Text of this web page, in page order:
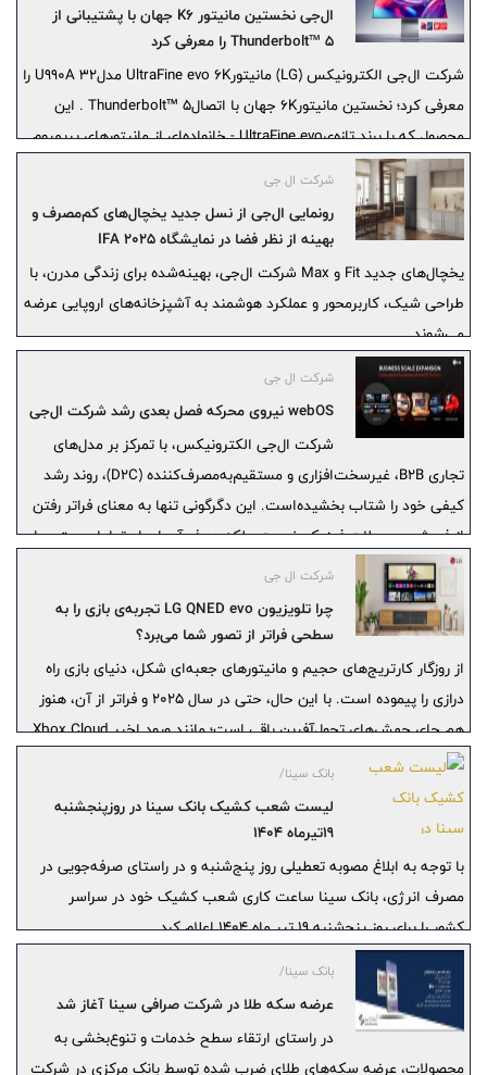
ال‌جی نخستین مانیتور K6 جهان با پشتیبانی از
Thunderbolt™ 5 را معرفی کرد
شرکت ال‌جی الکترونیکس (LG) مانیتورUltraFine evo 6K مدلU990A 32 را
معرفی کرد؛ نخستین مانیتور6K جهان با اتصالThunderbolt™ 5 . این
محصول که با برند تازه‌یUltraFine evo - خانواده‌ای از مانیتورهای پریمیوم
با وضوح بسیار بالا - عرضه می‌شود، به‌طور ویژه برای تدوین‌گران حرفه‌ای،
طراحان گرافیک و دیگر سازندگانی که با جریان‌های کاری پیچیده و
داده‌محور سروکار دارند طراحی شده است. ترکیب وضوح فوق‌العاده‌ی 6K
امکان را می‌دهد که سریع‌تر و هوشمندتر کار کنند.
شرکت ال جی
رونمایی ال‌جی از نسل جدید یخچال‌های کم‌مصرف و
بهینه از نظر فضا در نمایشگاه IFA 2025
یخچال‌های جدید Fit و Max شرکت ال‌جی، بهینه‌شده برای زندگی مدرن، با
طراحی شیک، کاربرمحور و عملکرد هوشمند به آشپزخانه‌های اروپایی عرضه
می‌شوند.
شرکت ال جی
webOS نیروی محرکه فصل بعدی رشد شرکت ال‌جی
شرکت ال‌جی الکترونیکس، با تمرکز بر مدل‌های
تجاری B2B، غیرسخت‌افزاری و مستقیم‌به‌مصرف‌کننده (D2C)، روند رشد
کیفی خود را شتاب بخشیده‌است. این دگرگونی تنها به معنای فراتر رفتن
از فروش محصولات فیزیکی نیست، بلکه هدف آن ایجاد تعامل مستمر با
مشتریان و متنوع‌سازی درآمد از طریق همکاری‌های بلندمدت است.
شرکت ال جی
چرا تلویزیون LG QNED evo تجربه‌ی بازی را به
سطحی فراتر از تصور شما می‌برد؟
از روزگار کارتریج‌های حجیم و مانیتورهای جعبه‌ای شکل، دنیای بازی راه
درازی را پیموده است. با این حال، حتی در سال ۲۰۲۵ و فراتر از آن، هنوز
هم جای جهش‌های تحول‌آفرین باقی است؛ مانند ورود اخیر Xbox Cloud
Xbox، ال‌جی به گیمرها آزادی تازه‌ای می‌دهد تا تجربه‌ی بازی خود را دقیقاً
آن‌طور که دوست دارند، شخصی‌سازی کنند.
بانک سینا/
لیست شعب کشیک بانک سینا در روزپنجشنبه
19تیرماه 1404
با توجه به ابلاغ مصوبه تعطیلی روز پنج‌شنبه و در راستای صرفه‌جویی در
مصرف انرژی، بانک سینا ساعت کاری شعب کشیک خود در سراسر
کشور را برای روز پنج‌شنبه 19 تیر ماه 1404 اعلام کرد.
بانک سینا/
عرضه سکه طلا در شرکت صرافی سینا آغاز شد
در راستای ارتقاء سطح خدمات و تنوع‌بخشی به
محصولات، عرضه سکه‌های طلای ضرب شده توسط بانک مرکزی در شرکت